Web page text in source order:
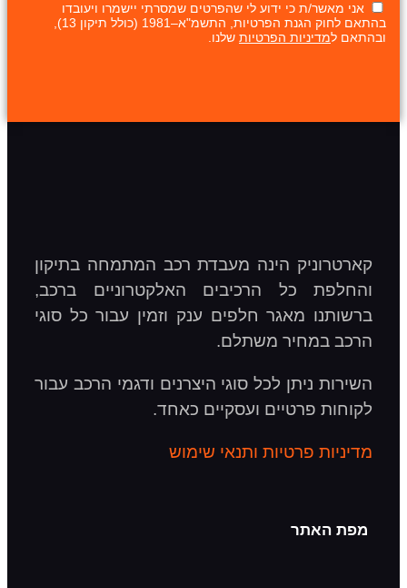
כי ידוע לי שהפרטים שמסרתי יישמרו ויעובדו
בהתאם לחוק הגנת הפרטיות, התשמ"א–1981 (כולל תיקון 13),
הפרטיות שלנו.
הינה מעבדת רכב המתמחה בתיקון
הרכיבים האלקטרוניים ברכב,
חלפים ענק וזמין עבור כל סוגי
משתלם.
לכל סוגי היצרנים ודגמי הרכב עבור
ועסקיים כאחד.
ותנאי שימוש